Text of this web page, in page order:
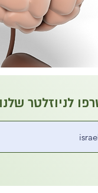
לניוזלטר